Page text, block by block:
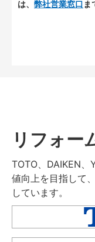
は、 弊社営業窓口 ま
リフォー
TOTO、DAIKEN、
値向上を目指して
しています。